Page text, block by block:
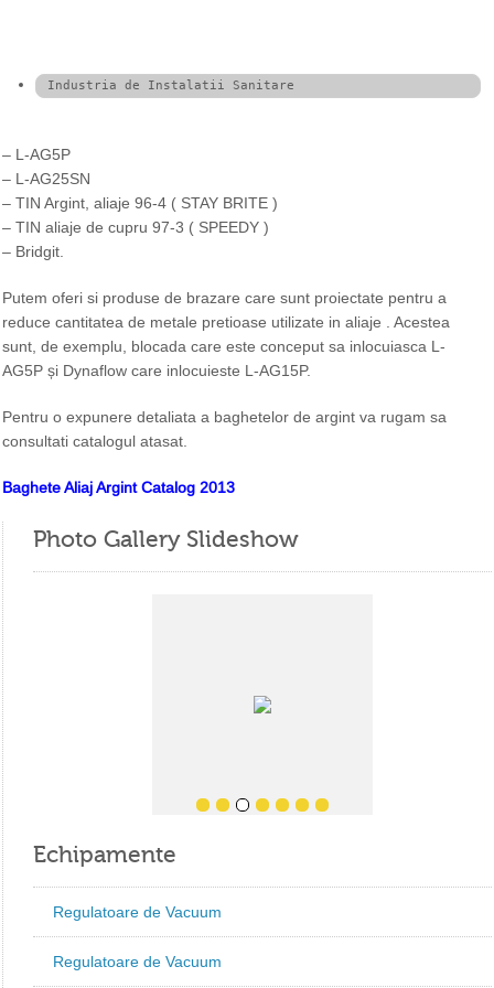
Industria de Instalatii Sanitare
– L-AG5P
– L-AG25SN
– TIN Argint, aliaje 96-4 ( STAY BRITE )
– TIN aliaje de cupru 97-3 ( SPEEDY )
– Bridgit.
Putem oferi si produse de brazare care sunt proiectate pentru a
reduce cantitatea de metale pretioase utilizate in aliaje . Acestea
sunt, de exemplu, blocada care este conceput sa inlocuiasca L-
AG5P și Dynaflow care inlocuieste L-AG15P.
Pentru o expunere detaliata a baghetelor de argint va rugam sa
consultati catalogul atasat.
Baghete Aliaj Argint Catalog 2013
Photo Gallery Slideshow
Echipamente
Regulatoare de Vacuum
Regulatoare de Vacuum